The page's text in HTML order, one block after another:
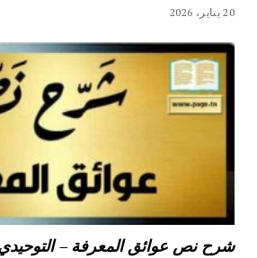
20 يناير، 2026
شرح نص عوائق المعرفة – التوحيدي